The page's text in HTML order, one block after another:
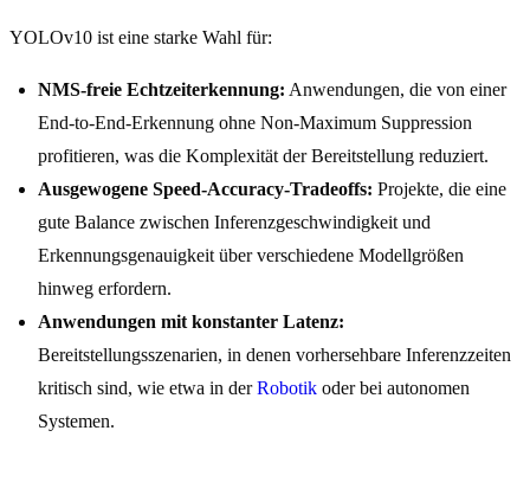
YOLOv10 ist eine starke Wahl für:
NMS-freie Echtzeiterkennung: Anwendungen, die von einer
End-to-End-Erkennung ohne Non-Maximum Suppression
profitieren, was die Komplexität der Bereitstellung reduziert.
Ausgewogene Speed-Accuracy-Tradeoffs: Projekte, die eine
gute Balance zwischen Inferenzgeschwindigkeit und
Erkennungsgenauigkeit über verschiedene Modellgrößen
hinweg erfordern.
Anwendungen mit konstanter Latenz:
Bereitstellungsszenarien, in denen vorhersehbare Inferenzzeiten
kritisch sind, wie etwa in derRobotik oder bei autonomen
Systemen.